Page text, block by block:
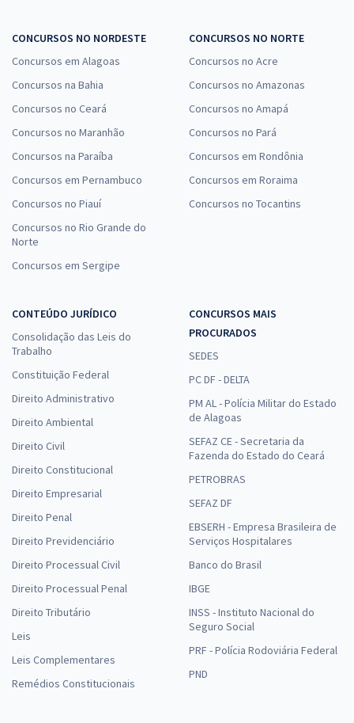
CONCURSOS NO NORDESTE
Concursos em Alagoas
Concursos na Bahia
Concursos no Ceará
Concursos no Maranhão
Concursos na Paraíba
Concursos em Pernambuco
Concursos no Piauí
Concursos no Rio Grande do
Norte
Concursos em Sergipe
CONCURSOS NO NORTE
Concursos no Acre
Concursos no Amazonas
Concursos no Amapá
Concursos no Pará
Concursos em Rondônia
Concursos em Roraima
Concursos no Tocantins
CONTEÚDO JURÍDICO
Consolidação das Leis do
Trabalho
Constituição Federal
Direito Administrativo
Direito Ambiental
Direito Civil
Direito Constitucional
Direito Empresarial
Direito Penal
Direito Previdenciário
Direito Processual Civil
Direito Processual Penal
Direito Tributário
Leis
Leis Complementares
Remédios Constitucionais
CONCURSOS MAIS
PROCURADOS
SEDES
PC DF - DELTA
PM AL - Polícia Militar do Estado
de Alagoas
SEFAZ CE - Secretaria da
Fazenda do Estado do Ceará
PETROBRAS
SEFAZ DF
EBSERH - Empresa Brasileira de
Serviços Hospitalares
Banco do Brasil
IBGE
INSS - Instituto Nacional do
Seguro Social
PRF - Polícia Rodoviária Federal
PND